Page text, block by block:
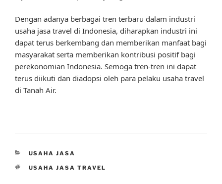
Dengan adanya berbagai tren terbaru dalam industri
usaha jasa travel di Indonesia, diharapkan industri ini
dapat terus berkembang dan memberikan manfaat bagi
masyarakat serta memberikan kontribusi positif bagi
perekonomian Indonesia. Semoga tren-tren ini dapat
terus diikuti dan diadopsi oleh para pelaku usaha travel
di Tanah Air.
CATEGORIES
USAHA JASA
TAGS
USAHA JASA TRAVEL